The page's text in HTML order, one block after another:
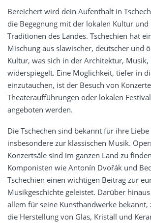
Bereichert wird dein Aufenthalt in
die Begegnung mit der lokalen Kultur
Traditionen des Landes. Tschechien hat
Mischung aus slawischer, deutscher und
Kultur, was sich in der Architektur, Musik,
widerspiegelt. Eine Möglichkeit, tiefer in
einzutauchen, ist der Besuch von
Theateraufführungen oder lokalen
angeboten werden.
Die Tschechen sind bekannt für ihre
insbesondere zur klassischen Musik.
Konzertsäle sind im ganzen Land zu
Komponisten wie Antonín Dvořák und
Tschechien einen wichtigen Beitrag zur
Musikgeschichte geleistet. Darüber
allem für seine Kunsthandwerke
die Herstellung von Glas, Kristall und